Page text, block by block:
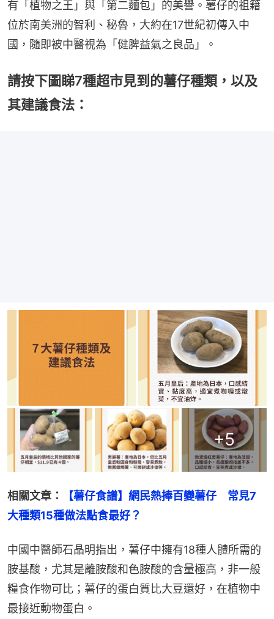
有「植物之王」與「第二麵包」的美譽。薯仔的祖籍
位於南美洲的智利、秘魯，大約在17世紀初傳入中
國，隨即被中醫視為「健脾益氣之良品」。
請按下圖睇7種超市見到的薯仔種類，以及
其建議食法：
+5
相關文章：
【薯仔食譜】網民熱捧百變薯仔　常見7
大種類15種做法點食最好？
中國中醫師石晶明指出，薯仔中擁有18種人體所需的
胺基酸，尤其是離胺酸和色胺酸的含量極高，非一般
糧食作物可比；薯仔的蛋白質比大豆還好，在植物中
最接近動物蛋白。